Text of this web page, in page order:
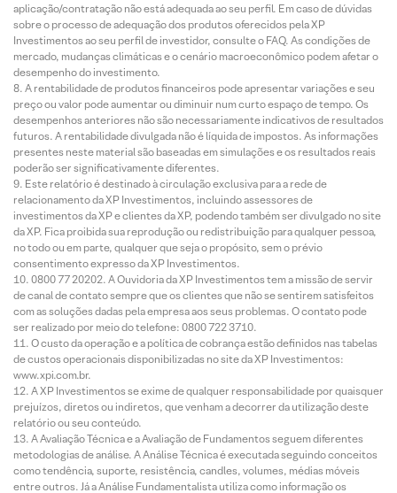
aplicação/contratação não está adequada ao seu perfil. Em caso de dúvidas
sobre o processo de adequação dos produtos oferecidos pela XP
Investimentos ao seu perfil de investidor, consulte o FAQ. As condições de
mercado, mudanças climáticas e o cenário macroeconômico podem afetar o
desempenho do investimento.
A rentabilidade de produtos financeiros pode apresentar variações e seu
preço ou valor pode aumentar ou diminuir num curto espaço de tempo. Os
desempenhos anteriores não são necessariamente indicativos de resultados
futuros. A rentabilidade divulgada não é líquida de impostos. As informações
presentes neste material são baseadas em simulações e os resultados reais
poderão ser significativamente diferentes.
Este relatório é destinado à circulação exclusiva para a rede de
relacionamento da XP Investimentos, incluindo assessores de
investimentos da XP e clientes da XP, podendo também ser divulgado no site
da XP. Fica proibida sua reprodução ou redistribuição para qualquer pessoa,
no todo ou em parte, qualquer que seja o propósito, sem o prévio
consentimento expresso da XP Investimentos.
0800 77 20202. A Ouvidoria da XP Investimentos tem a missão de servir
de canal de contato sempre que os clientes que não se sentirem satisfeitos
com as soluções dadas pela empresa aos seus problemas. O contato pode
ser realizado por meio do telefone: 0800 722 3710.
O custo da operação e a política de cobrança estão definidos nas tabelas
de custos operacionais disponibilizadas no site da XP Investimentos:
www.xpi.com.br.
A XP Investimentos se exime de qualquer responsabilidade por quaisquer
prejuízos, diretos ou indiretos, que venham a decorrer da utilização deste
relatório ou seu conteúdo.
A Avaliação Técnica e a Avaliação de Fundamentos seguem diferentes
metodologias de análise. A Análise Técnica é executada seguindo conceitos
como tendência, suporte, resistência, candles, volumes, médias móveis
entre outros. Já a Análise Fundamentalista utiliza como informação os